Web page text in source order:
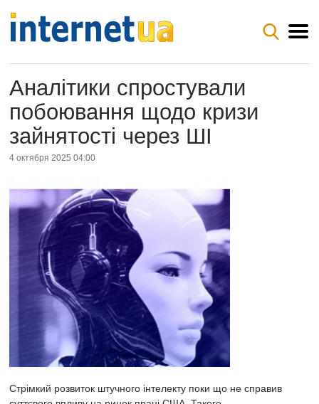
Аналітики спростували
побоювання щодо кризи
зайнятості через ШІ
4 октября 2025 04:00
Стрімкий розвиток штучного інтелекту поки що не справив